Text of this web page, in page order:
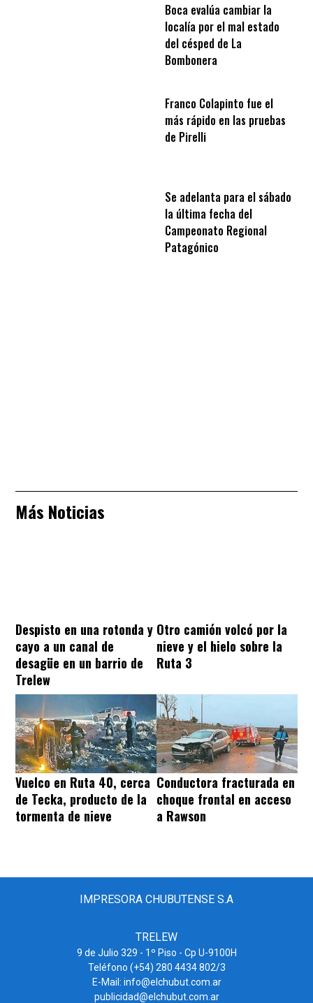
Boca evalúa cambiar la
localía por el mal estado
del césped de La
Bombonera
Franco Colapinto fue el
más rápido en las pruebas
de Pirelli
Se adelanta para el sábado
la última fecha del
Campeonato Regional
Patagónico
Más Noticias
Despisto en una rotonda y
cayo a un canal de
desagüe en un barrio de
Trelew
Otro camión volcó por la
nieve y el hielo sobre la
Ruta 3
Vuelco en Ruta 40, cerca
de Tecka, producto de la
tormenta de nieve
Conductora fracturada en
choque frontal en acceso
a Rawson
IMPRESORA CHUBUTENSE S.A
TRELEW
9 de Julio 329 - 1º Piso - Cp U-9100H
Teléfono (+54) 280 4434 802/3
E-Mail: info@elchubut.com.ar
publicidad@elchubut.com.ar